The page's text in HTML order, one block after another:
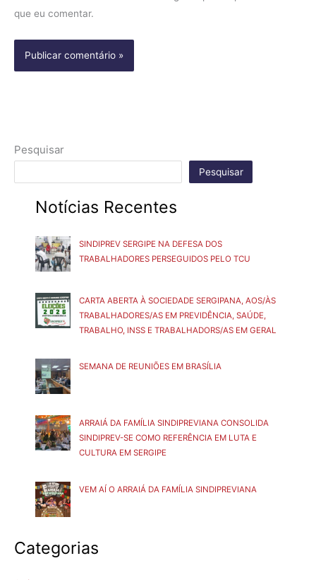
que eu comentar.
Pesquisar
Pesquisar
Notícias Recentes
SINDIPREV SERGIPE NA DEFESA DOS
TRABALHADORES PERSEGUIDOS PELO TCU
CARTA ABERTA À SOCIEDADE SERGIPANA, AOS/ÀS
TRABALHADORES/AS EM PREVIDÊNCIA, SAÚDE,
TRABALHO, INSS E TRABALHADORS/AS EM GERAL
SEMANA DE REUNIÕES EM BRASÍLIA
ARRAIÁ DA FAMÍLIA SINDIPREVIANA CONSOLIDA
SINDIPREV-SE COMO REFERÊNCIA EM LUTA E
CULTURA EM SERGIPE
VEM AÍ O ARRAIÁ DA FAMÍLIA SINDIPREVIANA
Categorias